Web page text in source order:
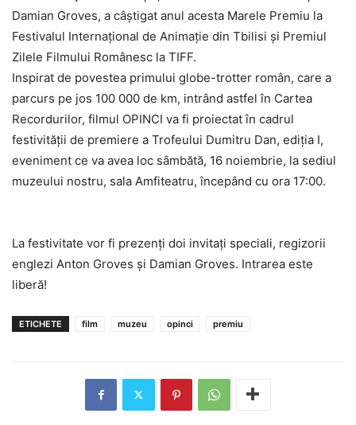
Damian Groves, a câștigat anul acesta Marele Premiu la
Festivalul Internațional de Animație din Tbilisi și Premiul
Zilele Filmului Românesc la TIFF.
Inspirat de povestea primului globe-trotter român, care a
parcurs pe jos 100 000 de km, intrând astfel în Cartea
Recordurilor, filmul OPINCI va fi proiectat în cadrul
festivității de premiere a Trofeului Dumitru Dan, ediția I,
eveniment ce va avea loc sâmbătă, 16 noiembrie, la sediul
muzeului nostru, sala Amfiteatru, începând cu ora 17:00.
La festivitate vor fi prezenți doi invitați speciali, regizorii
englezi Anton Groves și Damian Groves. Intrarea este
liberă!
ETICHETE film muzeu opinci premiu